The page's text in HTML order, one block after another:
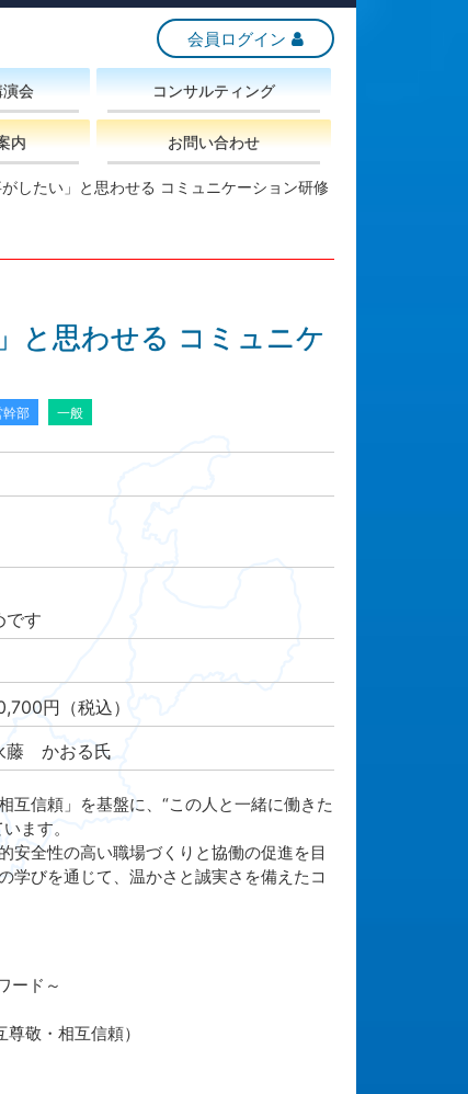
会員ログイン
演会 コンサルティング
内 お問い合わせ
したい」と思わせる コミュニケーション研修
と思わせる コミュニケ
幹部 一般
です
円（税込）
藤 かおる氏
信頼」を基盤に、“この人と一緒に働きた
ます。
全性の高い職場づくりと協働の促進を目
学びを通じて、温かさと誠実さを備えたコ
ード～
敬・相互信頼）